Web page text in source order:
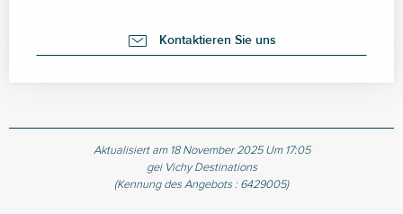
Kontaktieren Sie uns
Aktualisiert am 18 November 2025 Um 17:05
gei Vichy Destinations
(Kennung des Angebots : 6429005)